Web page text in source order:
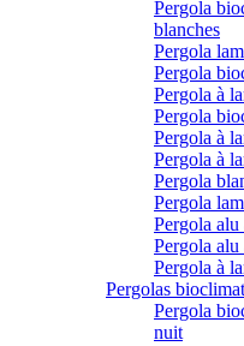
Pergola
blanches
Pergola
Pergola
Pergola à
Pergola
Pergola à
Pergola à
Pergola
Pergola
Pergola alu
Pergola
Pergola à
Pergolas
Pergola
nuit